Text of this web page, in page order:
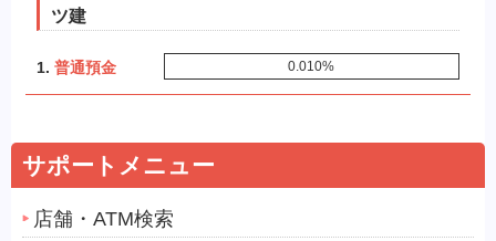
ツ建
1. 普通預金 0.010%
サポートメニュー
店舗・ATM検索